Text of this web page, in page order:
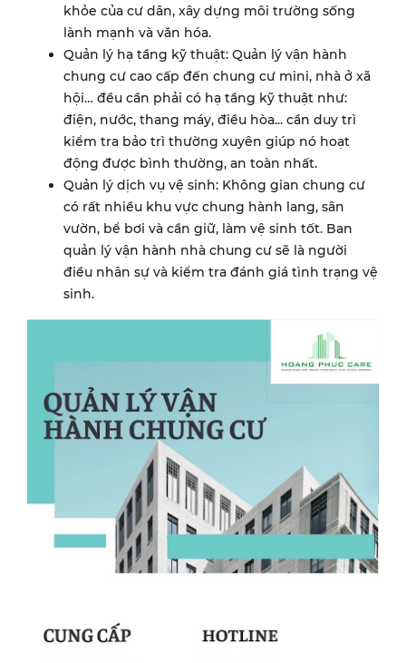
khỏe của cư dân, xây dựng môi trường sống
lành mạnh và văn hóa.
Quản lý hạ tầng kỹ thuật: Quản lý vận hành
chung cư cao cấp đến chung cư mini, nhà ở xã
hội… đều cần phải có hạ tầng kỹ thuật như:
điện, nước, thang máy, điều hòa... cần duy trì
kiểm tra bảo trì thường xuyên giúp nó hoạt
động được bình thường, an toàn nhất.
Quản lý dịch vụ vệ sinh: Không gian chung cư
có rất nhiều khu vực chung hành lang, sân
vườn, bể bơi và cần giữ, làm vệ sinh tốt. Ban
quản lý vận hành nhà chung cư sẽ là người
điều nhân sự và kiểm tra đánh giá tình trạng vệ
sinh.